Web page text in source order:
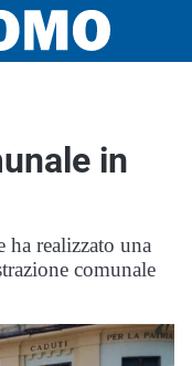
in
ha realizzato una
comunale